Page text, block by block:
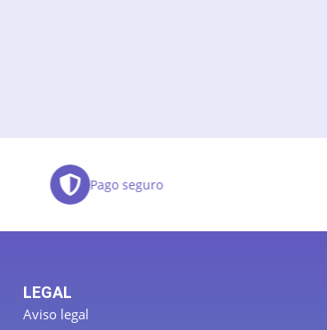
Pago seguro
LEGAL
Aviso legal